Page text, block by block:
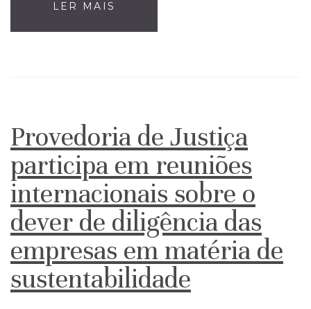
LER MAIS
Provedoria de Justiça
participa em reuniões
internacionais sobre o
dever de diligência das
empresas em matéria de
sustentabilidade